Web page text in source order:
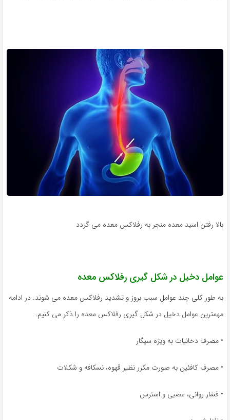
بالا رفتن اسید معده منجر به رفلاکس معده می گردد
عوامل دخیل در شکل گیری رفلاکس معده
به طور کلی چند عوامل سبب بروز و تشدید رفلاکس معده می شوند. در ادامه
مهمترین عوامل دخیل در شکل گیری رفلاکس معده را ذکر می کنیم.
• مصرف دخانیات به ویژه سیگار
• مصرف کافئین به صورت مکرر نظیر قهوه، نسکافه و شکلات
• فشار روانی، عصبی و استرس